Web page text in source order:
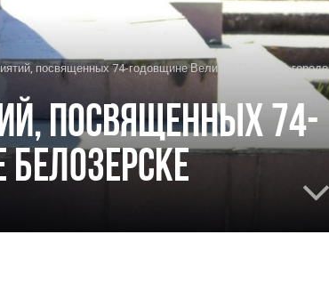
посвященных 74-годовщине Великой Победы в городе
посвященных 74-